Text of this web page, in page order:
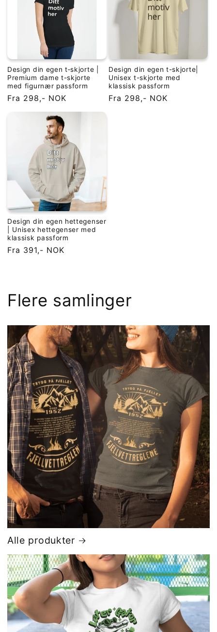
Design din egen t‑skjorte |
Premium dame t-skjorte
med figurnær passform
Vanlig
Fra 298,- NOK
Design din egen t-skjorte|
Unisex t-skjorte med
klassisk passform
Vanlig
Fra 298,- NOK
Design din egen hettegenser
| Unisex hettegenser med
klassisk passform
Vanlig
Fra 391,- NOK
Flere samlinger
Alle produkter